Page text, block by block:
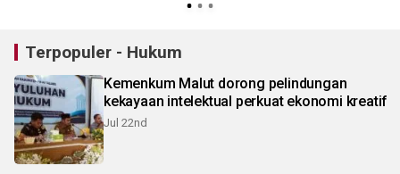
Terpopuler - Hukum
Kemenkum Malut dorong pelindungan
kekayaan intelektual perkuat ekonomi kreatif
Jul 22nd